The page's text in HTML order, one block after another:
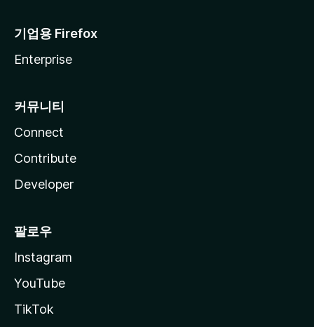
기업용 Firefox
Enterprise
커뮤니티
Connect
Contribute
Developer
팔로우
Instagram
YouTube
TikTok